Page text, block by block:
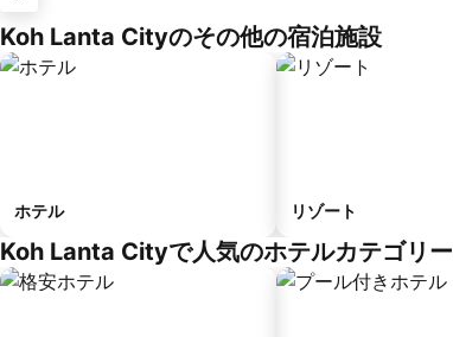
Koh Lanta Cityのその他の宿泊施設
ホテル リゾート
Koh Lanta Cityで人気のホテルカテゴリー